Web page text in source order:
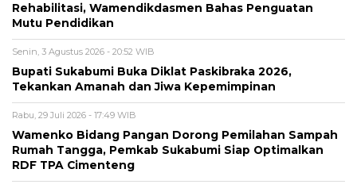
Rehabilitasi, Wamendikdasmen Bahas Penguatan
Mutu Pendidikan
Senin, 3 Agustus 2026 - 20:52 WIB
Bupati Sukabumi Buka Diklat Paskibraka 2026,
Tekankan Amanah dan Jiwa Kepemimpinan
Rabu, 29 Juli 2026 - 17:49 WIB
Wamenko Bidang Pangan Dorong Pemilahan Sampah
Rumah Tangga, Pemkab Sukabumi Siap Optimalkan
RDF TPA Cimenteng